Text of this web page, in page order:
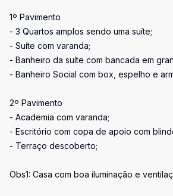
1º Pavimento
- 3 Quartos amplos sendo uma suíte;
- Suíte com varanda;
- Banheiro da suíte com bancada em
- Banheiro Social com box, espelho e
2º Pavimento
- Academia com varanda;
- Escritório com copa de apoio com
- Terraço descoberto;
Obs1: Casa com boa iluminação e